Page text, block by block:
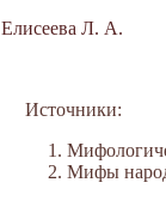
Елисеева Л. А.
Источники:
Мифы